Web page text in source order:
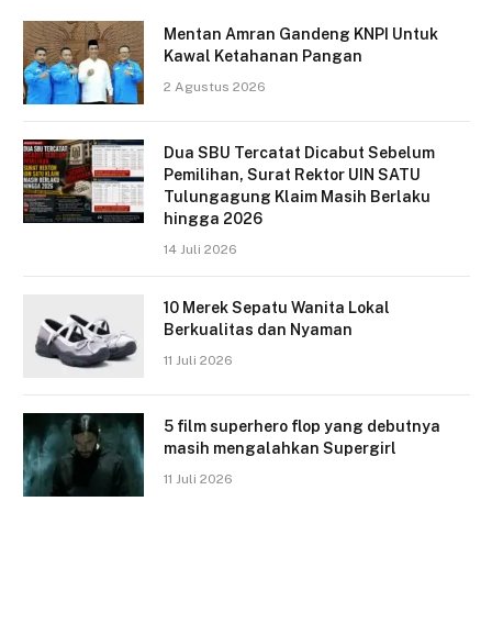
Mentan Amran Gandeng KNPI Untuk
Kawal Ketahanan Pangan
2 Agustus 2026
Dua SBU Tercatat Dicabut Sebelum
Pemilihan, Surat Rektor UIN SATU
Tulungagung Klaim Masih Berlaku
hingga 2026
14 Juli 2026
10 Merek Sepatu Wanita Lokal
Berkualitas dan Nyaman
11 Juli 2026
5 film superhero flop yang debutnya
masih mengalahkan Supergirl
11 Juli 2026